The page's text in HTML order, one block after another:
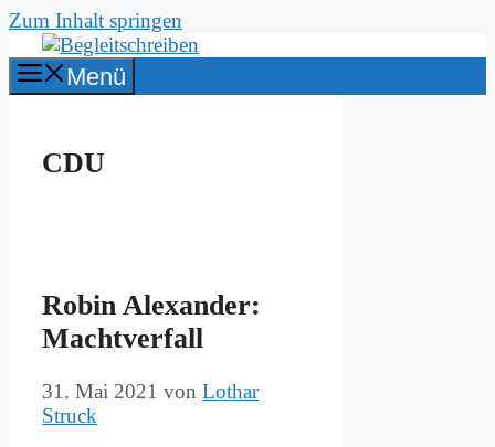
Zum Inhalt springen
Menü
CDU
Ro­bin Alex­an­der:
Macht­ver­fall
31. Mai 2021 von Lothar
Struck